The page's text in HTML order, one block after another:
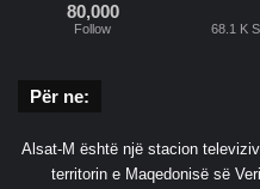
80,000
Follow 68.1 K
Për ne:
Alsat-M është një stacion
territorin e Maqedonisë së